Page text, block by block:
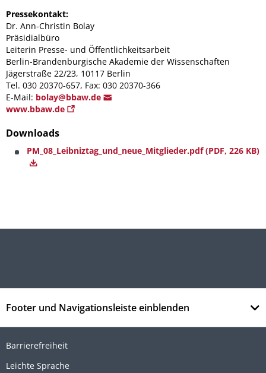
Pressekontakt:
Dr. Ann-Christin Bolay
Präsidialbüro
Leiterin Presse- und Öffentlichkeitsarbeit
Berlin-Brandenburgische Akademie der Wissenschaften
Jägerstraße 22/23, 10117 Berlin
Tel. 030 20370-657, Fax: 030 20370-366
E-Mail: bolay@bbaw.de
www.bbaw.de
Downloads
PM_08_Leibniztag_und_neue_Mitglieder.pdf(PDF, 226 KB)
Footer und Navigationsleiste einblenden
Barrierefreiheit
Leichte Sprache